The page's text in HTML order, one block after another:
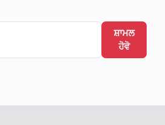
ਸ਼ਾਮਲ
ਹੋਵੋ